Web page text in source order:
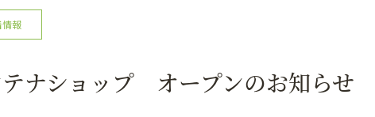
報
ナショップ オープンのお知らせ